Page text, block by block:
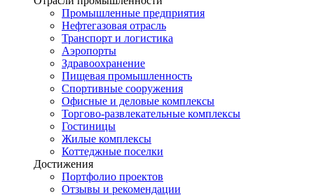
Промышленные предприятия
Нефтегазовая отрасль
Транспорт и логистика
Аэропорты
Здравоохранение
Пищевая промышленность
Спортивные сооружения
Офисные и деловые комплексы
Торгово-развлекательные комплексы
Гостиницы
Жилые комплексы
Коттеджные поселки
Достижения
Портфолио проектов
Отзывы и рекомендации